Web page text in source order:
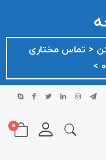
‌< تماس مختاری
0